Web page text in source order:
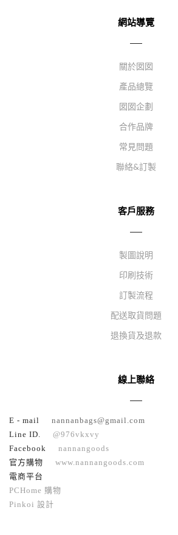
網站導覽
關於囡囡
產品總覽
囡囡企劃
合作品牌
常見問題
聯絡&訂製
客戶服務
製圖說明
印刷技術
訂製流程
配送取貨問題
退換貨及退款
線上聯絡
E - mail
nannanbags@gmail.com
Line ID.
@976vkxvy
Facebook
nannangoods
官方購物
www.nannangoods.com
電商平台
PCHome 購物
Pinkoi 設計